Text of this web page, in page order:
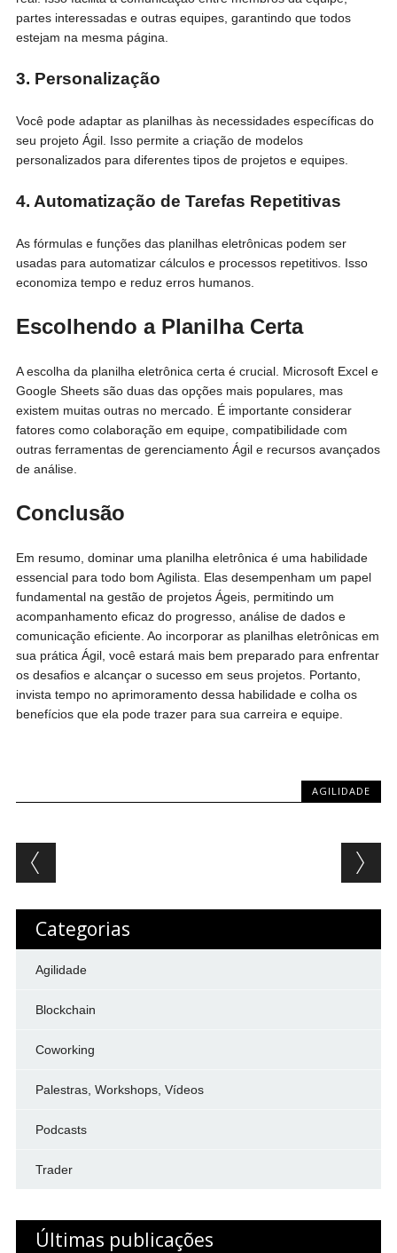
partes interessadas e outras equipes, garantindo que todos
estejam na mesma página.
3. Personalização
Você pode adaptar as planilhas às necessidades específicas do
seu projeto Ágil. Isso permite a criação de modelos
personalizados para diferentes tipos de projetos e equipes.
4. Automatização de Tarefas Repetitivas
As fórmulas e funções das planilhas eletrônicas podem ser
usadas para automatizar cálculos e processos repetitivos. Isso
economiza tempo e reduz erros humanos.
Escolhendo a Planilha Certa
A escolha da planilha eletrônica certa é crucial. Microsoft Excel e
Google Sheets são duas das opções mais populares, mas
existem muitas outras no mercado. É importante considerar
fatores como colaboração em equipe, compatibilidade com
outras ferramentas de gerenciamento Ágil e recursos avançados
de análise.
Conclusão
Em resumo, dominar uma planilha eletrônica é uma habilidade
essencial para todo bom Agilista. Elas desempenham um papel
fundamental na gestão de projetos Ágeis, permitindo um
acompanhamento eficaz do progresso, análise de dados e
comunicação eficiente. Ao incorporar as planilhas eletrônicas em
sua prática Ágil, você estará mais bem preparado para enfrentar
os desafios e alcançar o sucesso em seus projetos. Portanto,
invista tempo no aprimoramento dessa habilidade e colha os
benefícios que ela pode trazer para sua carreira e equipe.
AGILIDADE
Post navigation
Categorias
Agilidade
Blockchain
Coworking
Palestras, Workshops, Vídeos
Podcasts
Trader
Últimas publicações